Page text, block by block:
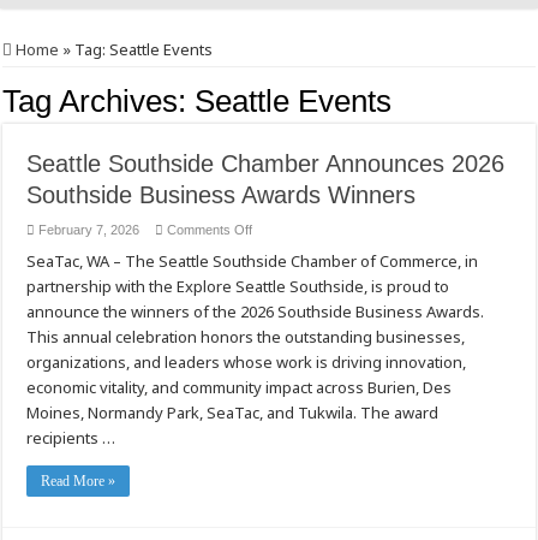
Home » Tag:Seattle Events
Tag Archives: Seattle Events
Seattle Southside Chamber Announces 2026
Southside Business Awards Winners
February 7, 2026 Comments Offon
Southside
Chamber
Announces
Southside
Business
Awards
Winners
SeaTac, WA – The Seattle Southside Chamber of Commerce, in
partnership with the Explore Seattle Southside, is proud to
announce the winners of the 2026 Southside Business Awards.
This annual celebration honors the outstanding businesses,
organizations, and leaders whose work is driving innovation,
economic vitality, and community impact across Burien, Des
Moines, Normandy Park, SeaTac, and Tukwila. The award
recipients …
Read More »